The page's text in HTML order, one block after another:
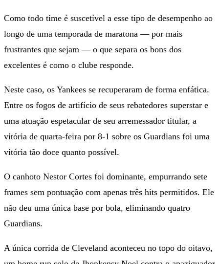
Como todo time é suscetível a esse tipo de desempenho ao
longo de uma temporada de maratona — por mais
frustrantes que sejam — o que separa os bons dos
excelentes é como o clube responde.
Neste caso, os Yankees se recuperaram de forma enfática.
Entre os fogos de artifício de seus rebatedores superstar e
uma atuação espetacular de seu arremessador titular, a
vitória de quarta-feira por 8-1 sobre os Guardians foi uma
vitória tão doce quanto possível.
O canhoto Nestor Cortes foi dominante, empurrando sete
frames sem pontuação com apenas três hits permitidos. Ele
não deu uma única base por bola, eliminando quatro
Guardians.
A única corrida de Cleveland aconteceu no topo do oitavo,